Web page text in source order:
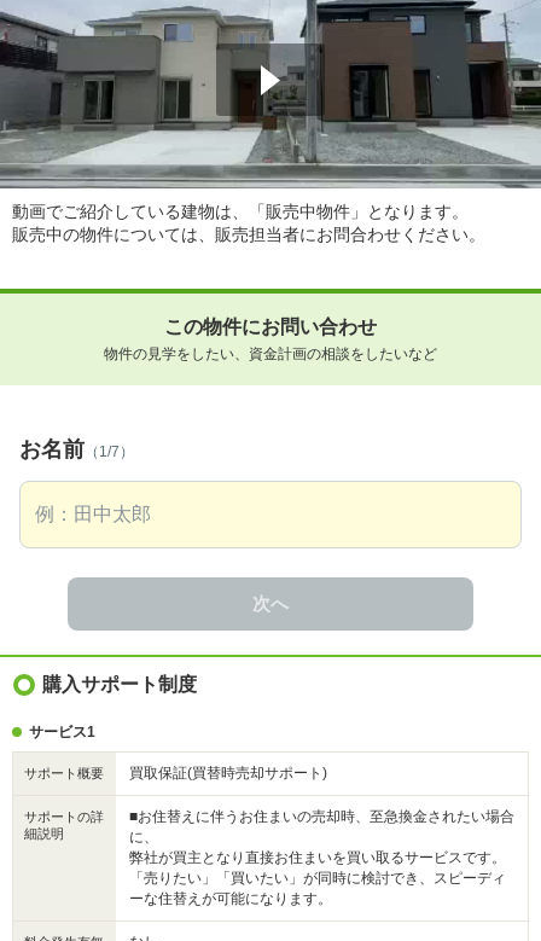
動画でご紹介している建物は、「販売中物件」となります。
販売中の物件については、販売担当者にお問合わせください。
この物件にお問い合わせ
物件の見学をしたい、資金計画の相談をしたいなど
お名前 （1/7）
次へ
購入サポート制度
サービス1
サポート概要 買取保証(買替時売却サポート)
サポートの詳
細説明
■お住替えに伴うお住まいの売却時、至急換金されたい場合
に、
弊社が買主となり直接お住まいを買い取るサービスです。
「売りたい」「買いたい」が同時に検討でき、スピーディ
ーな住替えが可能になります。